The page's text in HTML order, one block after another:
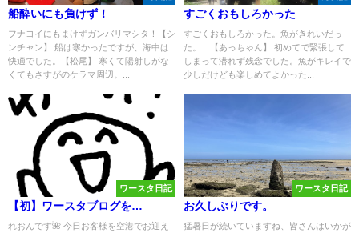
船酔いにも負けず！
フナヨイにもまけずガンバリマシタ！【シ
ンチャン】 船は寒かったですが、海中は
快適でした。【松尾】 寒くて陽射しがな
くてもさすがのケラマ周辺。...
すごくおもしろかった
すごくおもしろかった。魚がきれいだっ
た。 【あっちゃん】 初めてで緊張して
しまって潜れず残念でした。魚がキレイで
少しだけども楽しめてよかった...
ワースタ日記
【初】ワースタブログを…
れおんです🌺 今日お客様を空港でお迎え
ワースタ日記
お久しぶりです。
猛暑日が続いていますね、皆さんはいかが